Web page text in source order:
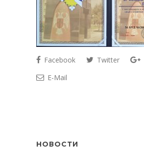
Facebook Twitter
E-Mail
НОВОСТИ